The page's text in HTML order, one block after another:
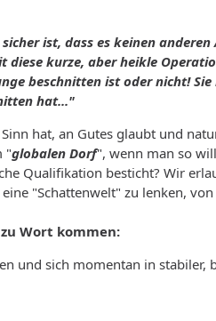
ist, dass es keinen
kurze, aber heikle
beschnitten ist oder nicht!
hat..."
hat, an Gutes glaubt und
"globalen Dorf", wenn man so
Qualifikation besticht? Wir
"Schattenwelt" zu lenken,
Wort kommen:
und sich momentan in stabiler,